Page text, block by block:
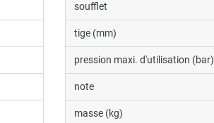
soufflet
tige (mm)
pression maxi. d'utilisation (bar)
note
masse (kg)